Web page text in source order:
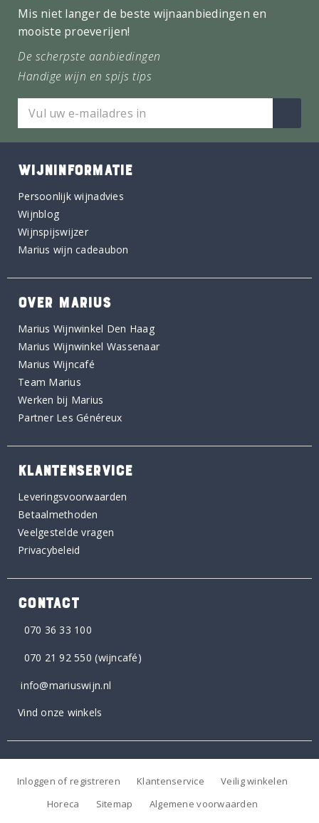
Mis niet langer de beste wijnaanbiedingen en
mooiste proeverijen!
De scherpste aanbiedingen
Handige wijn en spijs tips
WIJNINFORMATIE
Persoonlijk wijnadvies
Wijnblog
Wijnspijswijzer
Marius wijn cadeaubon
OVER MARIUS
Marius Wijnwinkel Den Haag
Marius Wijnwinkel Wassenaar
Marius Wijncafé
Team Marius
Werken bij Marius
Partner Les Généreux
KLANTENSERVICE
Leveringsvoorwaarden
Betaalmethoden
Veelgestelde vragen
Privacybeleid
CONTACT
070 36 33 100
070 21 92 550 (wijncafé)
info@mariuswijn.nl
Vind onze winkels
Inloggen of registreren Klantenservice
Veilig winkelen
Horeca
Sitemap
Algemene voorwaarden